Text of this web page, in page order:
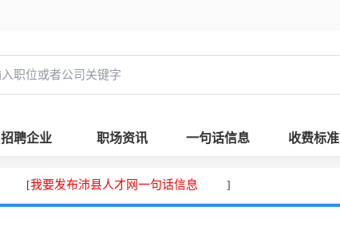
招聘企业 职场资讯 一句话信息 收费标准
[我要发布沛县人才网一句话信息 ]